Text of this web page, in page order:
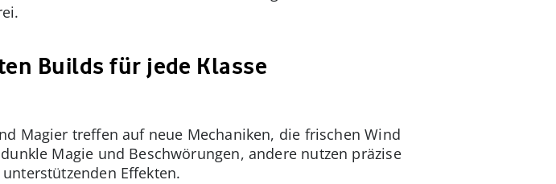
Builds für jede Klasse
Magier treffen auf neue Mechaniken, die frischen Wind
Magie und Beschwörungen, andere nutzen präzise
Effekten.